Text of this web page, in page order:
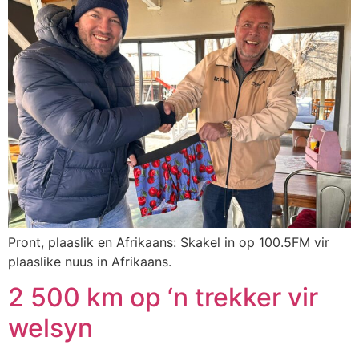
Pront, plaaslik en Afrikaans: Skakel in op 100.5FM vir
plaaslike nuus in Afrikaans.
2 500 km op ‘n trekker vir
welsyn